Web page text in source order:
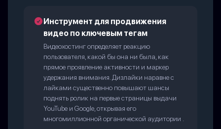
Инструмент для продвижения
видео по ключевым тегам
Видеохостинг определяет реакцию
пользователя, какой бы она ни была, как
прямое проявление активности и маркер
удержания внимания. Дизлайки наравне с
лайками существенно повышают шансы
поднять ролик на первые страницы выдачи
YouTube и Google, открывая его
многомиллионной органической аудитории .